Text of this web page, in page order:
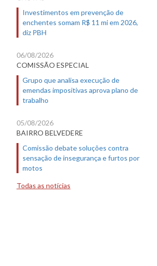
Investimentos em prevenção de
enchentes somam R$ 11 mi em 2026,
diz PBH
06/08/2026
COMISSÃO ESPECIAL
Grupo que analisa execução de
emendas impositivas aprova plano de
trabalho
05/08/2026
BAIRRO BELVEDERE
Comissão debate soluções contra
sensação de insegurança e furtos por
motos
Todas as notícias